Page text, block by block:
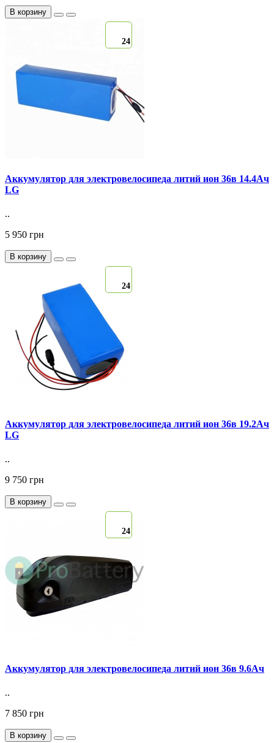
В корзину
24
Аккумулятор для электровелосипеда литий ион 36в 14.4Ач
LG
..
5 950 грн
В корзину
24
Аккумулятор для электровелосипеда литий ион 36в 19.2Ач
LG
..
9 750 грн
В корзину
24
Аккумулятор для электровелосипеда литий ион 36в 9.6Ач
..
7 850 грн
В корзину